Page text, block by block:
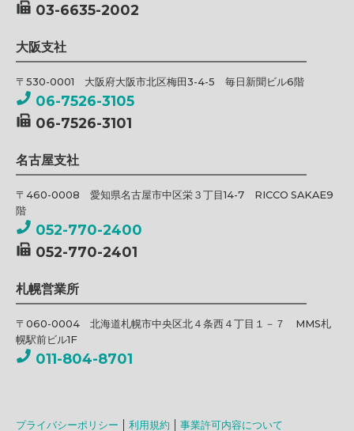
03-6635-2002
大阪支社
〒530-0001 大阪府大阪市北区梅田3-4-5 毎日新聞ビル6階
06-7526-3105
06-7526-3101
名古屋支社
〒460-0008 愛知県名古屋市中区栄３丁目14-7 RICCO SAKAE9
階
052-770-2400
052-770-2401
札幌営業所
〒060-0004 北海道札幌市中央区北４条西４丁目１－７ MMS札
幌駅前ビル1F
011-804-8701
プライバシーポリシー 利用規約 事業許可内容について